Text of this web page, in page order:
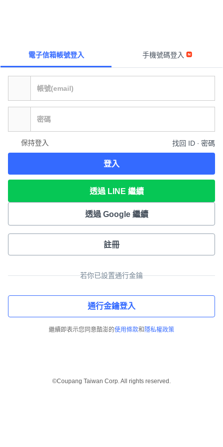
電子信箱帳號登入 手機號碼登入
保持登入 找回 ID ∙ 密碼
登入
透過 LINE 繼續
透過 Google 繼續
註冊
若你已設置通行金鑰
通行金鑰登入
繼續即表示您同意酷澎的使用條款和 隱私權政策
©Coupang Taiwan Corp. All rights reserved.